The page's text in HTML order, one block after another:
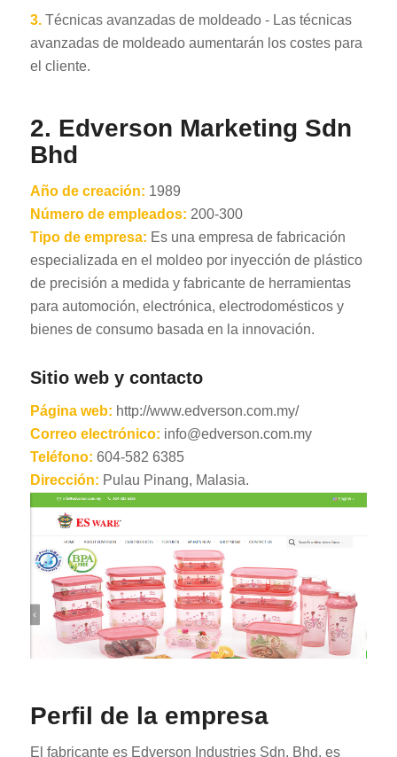
3. Técnicas avanzadas de moldeado - Las técnicas
avanzadas de moldeado aumentarán los costes para
el cliente.
2. Edverson Marketing Sdn
Bhd
Año de creación: 1989
Número de empleados: 200-300
Tipo de empresa: Es una empresa de fabricación
especializada en el moldeo por inyección de plástico
de precisión a medida y fabricante de herramientas
para automoción, electrónica, electrodomésticos y
bienes de consumo basada en la innovación.
Sitio web y contacto
Página web: http://www.edverson.com.my/
Correo electrónico: info@edverson.com.my
Teléfono: 604-582 6385
Dirección: Pulau Pinang, Malasia.
Perfil de la empresa
El fabricante es Edverson Industries Sdn. Bhd. es